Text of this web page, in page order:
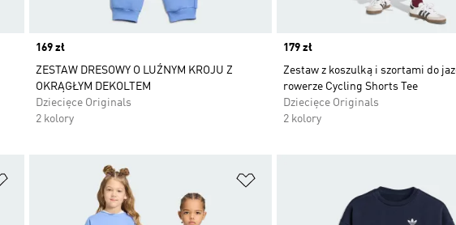
Price
169 zł
ZESTAW DRESOWY O LUŹNYM KROJU Z
OKRĄGŁYM DEKOLTEM
Dziecięce Originals
2 kolory
Price
179 zł
Zestaw z koszulką i szortami do
rowerze Cycling Shorts Tee
Dziecięce Originals
2 kolory
Dodaj do listy życzeń